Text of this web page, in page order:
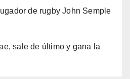
de rugby John Semple
sale de último y gana la